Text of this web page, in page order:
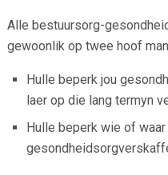
Alle bestuursorg-
gewoonlik op twee hoof
Hulle beperk jou
laer op die lang termyn
Hulle beperk wie of